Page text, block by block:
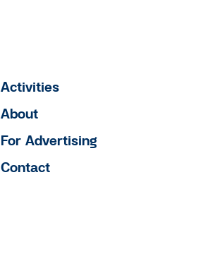
Activities
About
For Advertising
Contact